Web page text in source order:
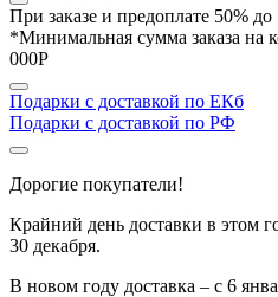
При заказе и предоплате 50% до
*Минимальная сумма заказа на
000Р
Подарки с доставкой по ЕКб
Подарки с доставкой по РФ
Дорогие покупатели!
Крайний день доставки в этом
30 декабря.
В новом году доставка – с 6